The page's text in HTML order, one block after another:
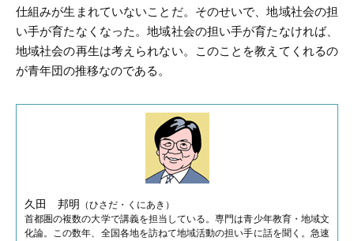
仕組みが生まれていないことだ。そのせいで、地域社会の担
い手が育たなくなった。地域社会の担い手が育たなければ、
地域社会の再生は考えられない。このことを教えてくれるの
が青年団の推移なのである。
久田 邦明 （ひさだ・くにあき）
首都圏の複数の大学で講義を担当している。専門は青少年教育・地域文
化論。この数年、全国各地を訪ねて地域活動の担い手に話を聞く。急速